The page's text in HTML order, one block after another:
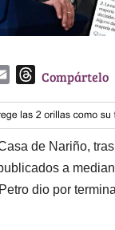
a
i
l
T
r
e
a
d
s
Compártelo
de Nariño,
a
dio por